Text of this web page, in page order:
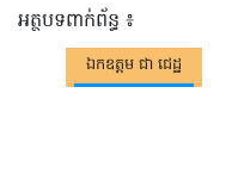
អត្ថបទពាក់ព័ន្ធ ៖
ឯកឧត្តម ជា ជេដ្ឋ